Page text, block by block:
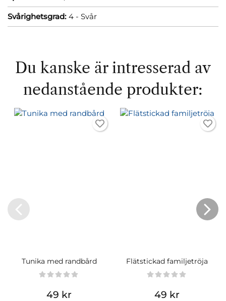
Svårighetsgrad: 4 - Svår
Du kanske är intresserad av
nedanstående produkter:
Tunika med randbård
49 kr
Flätstickad familjetröja
49 kr